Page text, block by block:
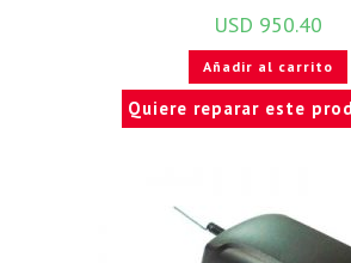
USD 950.40
Añadir al carrito
Quiere reparar este